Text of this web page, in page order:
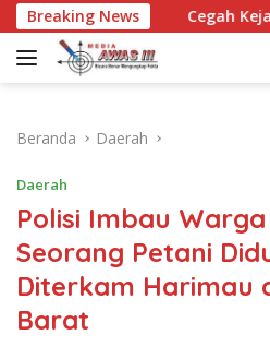
Langsung
ke
konten
Breaking News
Cegah Kejahatan
Beranda Daerah
Daerah
Polisi Imbau
Seorang Petani
Diterkam Harimau
Barat